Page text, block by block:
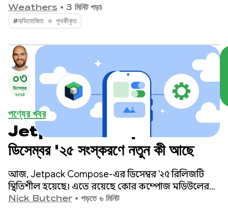
গুগল বিল্ট-ইন গাড়িগুলোর অ্যাপ ইকোসিস্টেমে শক্তিশালী
প্রবৃদ্ধি ও গতি অব্যাহতভাবে লক্ষ্য করেছি।
Weathers • 3 মিনিট পড়া৷
#অভিযোজিত ও পৃথকীকৃত
০৩
ডিসেম্বর
২০২৫
পণ্যের খবর
Jetpack Compose-এর
ডিসেম্বর '২৫ সংস্করণে নতুন কী আছে
আজ, Jetpack Compose-এর ডিসেম্বর '২৫ রিলিজটি
স্থিতিশীল হয়েছে। এতে রয়েছে কোর কম্পোজ মডিউলের
সংস্করণ ১.১০ এবং ম্যাটেরিয়াল ৩-এর সংস্করণ ১.৪, যা নতুন
Nick Butcher • পড়তে ৬ মিনিট